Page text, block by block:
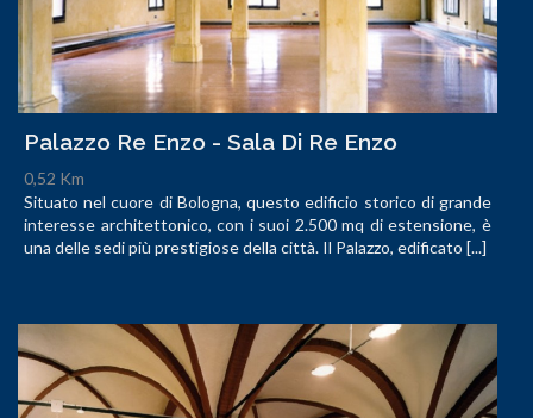
Palazzo Re Enzo - Sala Di Re Enzo
0,52 Km
Situato nel cuore di Bologna, questo edificio storico di grande
interesse architettonico, con i suoi 2.500 mq di estensione, è
una delle sedi più prestigiose della città. Il Palazzo, edificato [...]